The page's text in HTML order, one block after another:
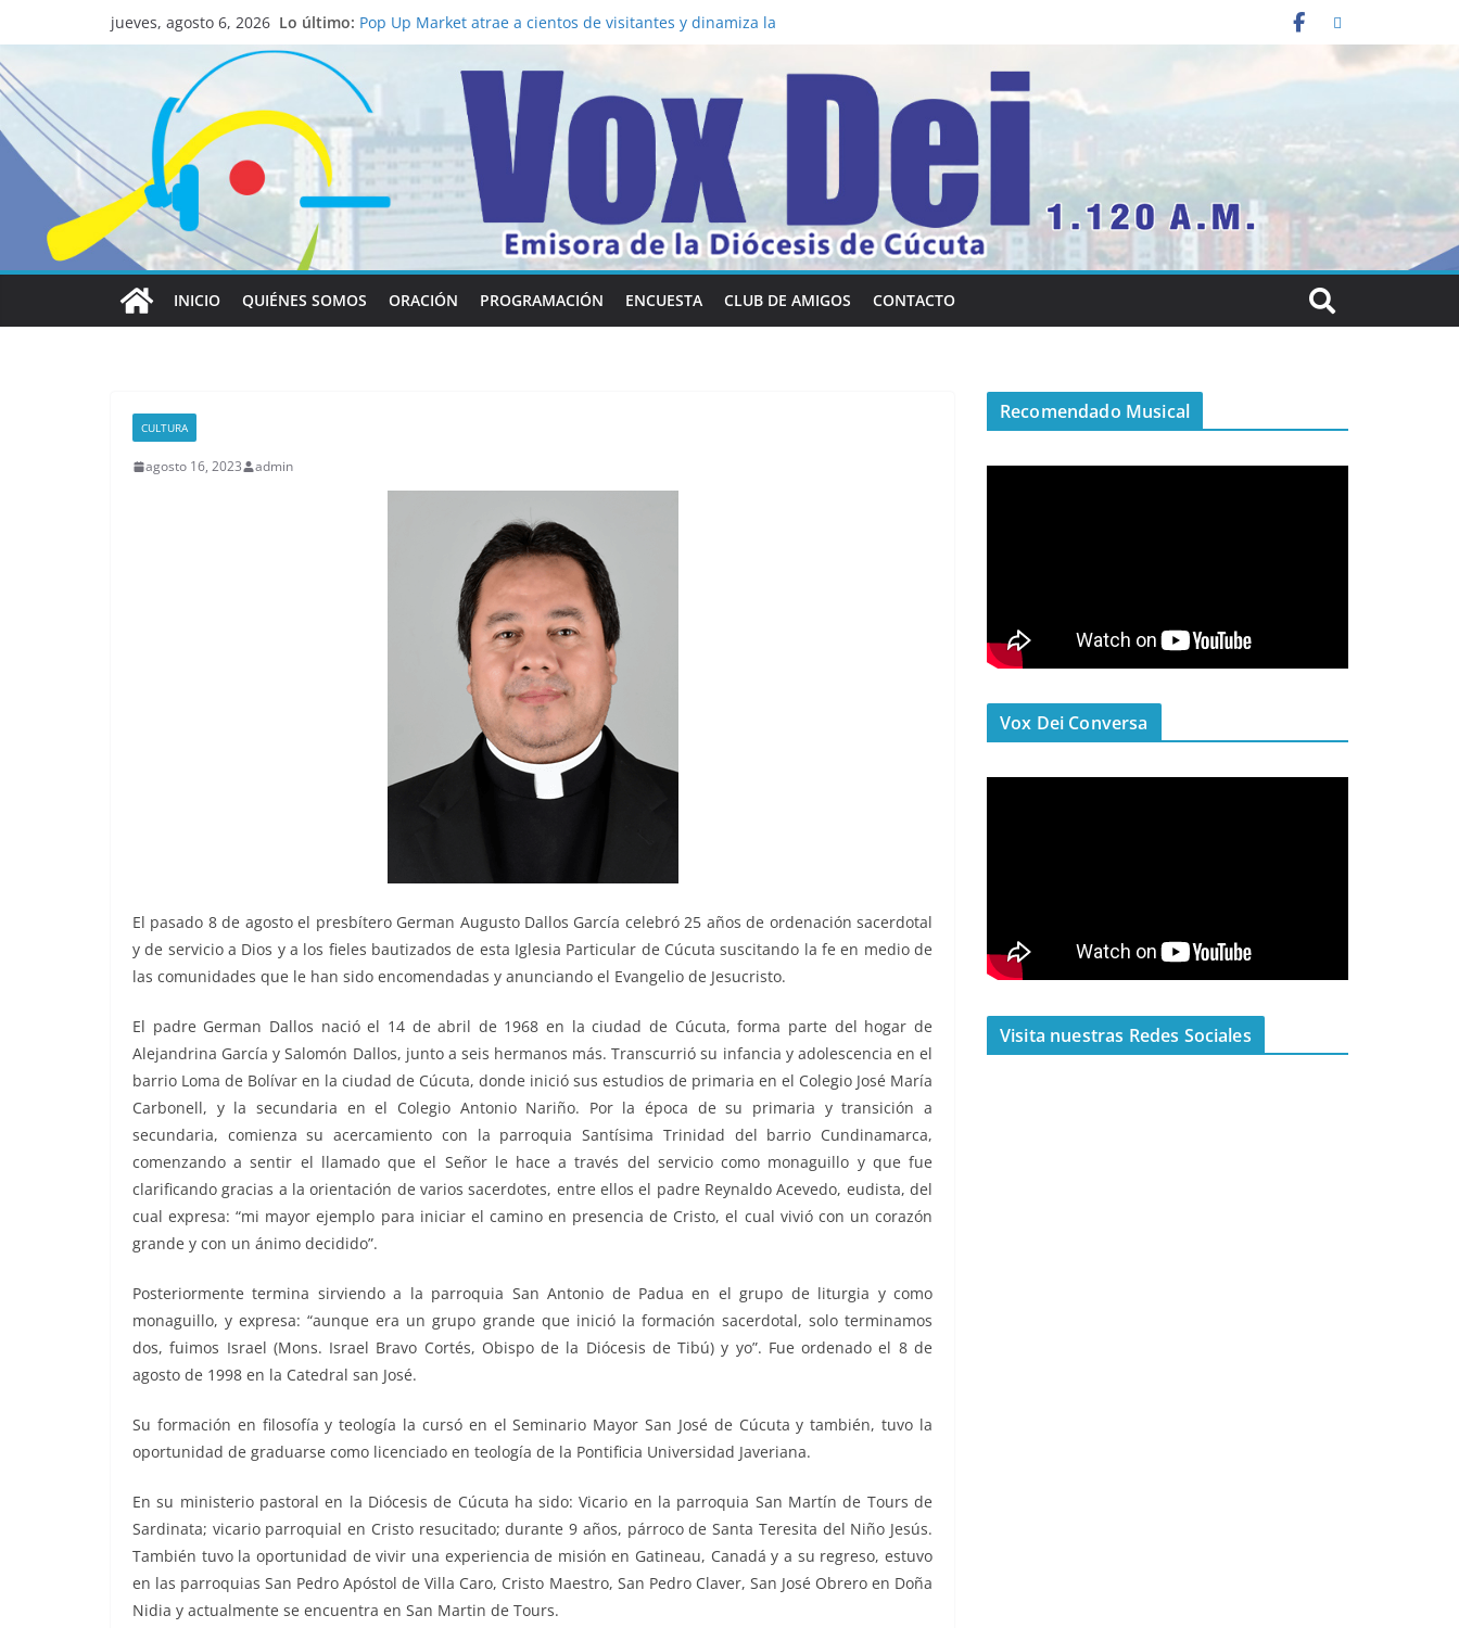
jueves, agosto 6, 2026 Lo último: católico para convertirse en “Superancianos”
Pop Up Market atrae a cientos de visitantes y dinamiza la
economía local
Salud mental a la mesa: la importancia de hablarlo en
familia
Lo que tienen en común la nueva Película Toy Story 5 y el
Papa León XIV
Realizadores de Vox Dei fortalecen su identidad
institucional y habilidades en comunicación visual
INICIO QUIÉNES SOMOS ORACIÓN PROGRAMACIÓN ENCUESTA CLUB DE AMIGOS CONTACTO
CULTURA
agosto 16, 2023 admin
El pasado 8 de agosto el presbítero German Augusto Dallos García celebró 25 años de ordenación sacerdotal
y de servicio a Dios y a los fieles bautizados de esta Iglesia Particular de Cúcuta suscitando la fe en medio de
las comunidades que le han sido encomendadas y anunciando el Evangelio de Jesucristo.
El padre German Dallos nació el 14 de abril de 1968 en la ciudad de Cúcuta, forma parte del hogar de
Alejandrina García y Salomón Dallos, junto a seis hermanos más. Transcurrió su infancia y adolescencia en el
barrio Loma de Bolívar en la ciudad de Cúcuta, donde inició sus estudios de primaria en el Colegio José María
Carbonell, y la secundaria en el Colegio Antonio Nariño. Por la época de su primaria y transición a
secundaria, comienza su acercamiento con la parroquia Santísima Trinidad del barrio Cundinamarca,
comenzando a sentir el llamado que el Señor le hace a través del servicio como monaguillo y que fue
clarificando gracias a la orientación de varios sacerdotes, entre ellos el padre Reynaldo Acevedo, eudista, del
cual expresa: “mi mayor ejemplo para iniciar el camino en presencia de Cristo, el cual vivió con un corazón
grande y con un ánimo decidido”.
Posteriormente termina sirviendo a la parroquia San Antonio de Padua en el grupo de liturgia y como
monaguillo, y expresa: “aunque era un grupo grande que inició la formación sacerdotal, solo terminamos
dos, fuimos Israel (Mons. Israel Bravo Cortés, Obispo de la Diócesis de Tibú) y yo”. Fue ordenado el 8 de
agosto de 1998 en la Catedral san José.
Su formación en filosofía y teología la cursó en el Seminario Mayor San José de Cúcuta y también, tuvo la
oportunidad de graduarse como licenciado en teología de la Pontificia Universidad Javeriana.
En su ministerio pastoral en la Diócesis de Cúcuta ha sido: Vicario en la parroquia San Martín de Tours de
Sardinata; vicario parroquial en Cristo resucitado; durante 9 años, párroco de Santa Teresita del Niño Jesús.
También tuvo la oportunidad de vivir una experiencia de misión en Gatineau, Canadá y a su regreso, estuvo
en las parroquias San Pedro Apóstol de Villa Caro, Cristo Maestro, San Pedro Claver, San José Obrero en Doña
Nidia y actualmente se encuentra en San Martin de Tours.
Recomendado Musical
Vox Dei Conversa
Visita nuestras Redes Sociales